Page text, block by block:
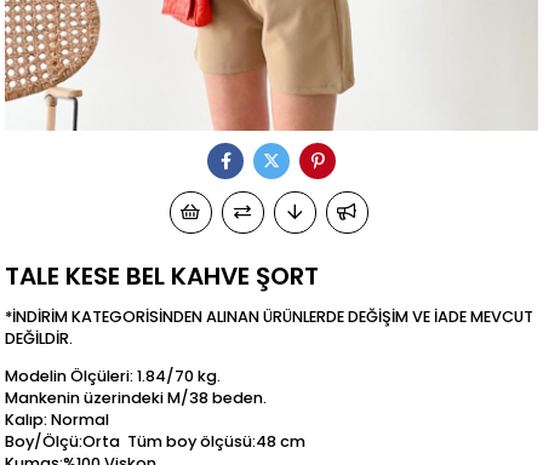
TALE KESE BEL KAHVE ŞORT
*İNDİRİM KATEGORİSİNDEN ALINAN ÜRÜNLERDE DEĞİŞİM VE İADE MEVCUT
DEĞİLDİR.
Modelin Ölçüleri: 1.84/70 kg.
Mankenin üzerindeki M/38 beden.
Kalıp: Normal
Boy/Ölçü:Orta Tüm boy ölçüsü:48 cm